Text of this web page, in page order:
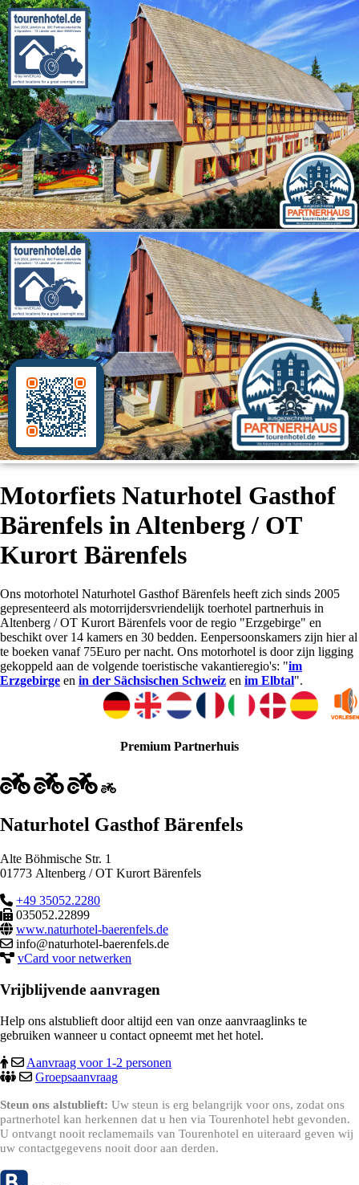
Motorfiets Naturhotel Gasthof
Bärenfels in Altenberg / OT
Kurort Bärenfels
Ons motorhotel Naturhotel Gasthof Bärenfels heeft zich sinds 2005
gepresenteerd als motorrijdersvriendelijk toerhotel partnerhuis in
Altenberg / OT Kurort Bärenfels voor de regio "Erzgebirge" en
beschikt over 14 kamers en 30 bedden. Eenpersoonskamers zijn hier al
te boeken vanaf 75Euro per nacht. Ons motorhotel is door zijn ligging
gekoppeld aan de volgende toeristische vakantieregio's: "im
Erzgebirge en in der Sächsischen Schweiz en im Elbtal".
Premium Partnerhuis
Naturhotel Gasthof Bärenfels
Alte Böhmische Str. 1
01773 Altenberg / OT Kurort Bärenfels
+49 35052.2280
035052.22899
www.naturhotel-baerenfels.de
info@naturhotel-baerenfels.de
vCard voor netwerken
Vrijblijvende aanvragen
Help ons alstublieft door altijd een van onze aanvraaglinks te
gebruiken wanneer u contact opneemt met het hotel.
Aanvraag voor 1-2 personen
Groepsaanvraag
Steun ons alstublieft: Uw steun is erg belangrijk voor ons, zodat ons
partnerhotel kan herkennen dat u hen via Tourenhotel hebt gevonden.
U ontvangt nooit reclamemails van Tourenhotel en uiteraard geven wij
uw contactgegevens nooit door aan derden.